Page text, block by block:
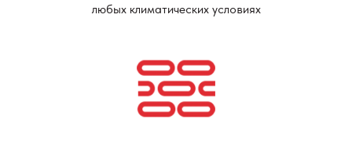
любых климатических условиях